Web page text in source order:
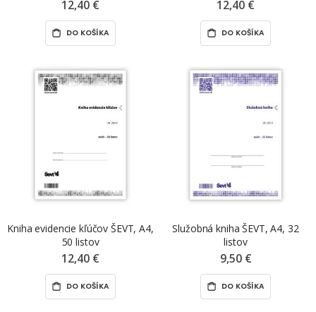
12,40 €
DO KOŠÍKA
12,40 €
DO KOŠÍKA
Kniha evidencie kľúčov ŠEVT, A4,
50 listov
12,40 €
DO KOŠÍKA
Služobná kniha ŠEVT, A4, 32
listov
9,50 €
DO KOŠÍKA